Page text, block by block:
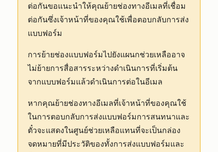
ต่อกันขอแนะนำให้คุณย้ายช่องทางอีเมลที่เชื่อม
ต่อกันซึ่งเจ้าหน้าที่ของคุณใช้เพื่อตอบกลับการส่ง
แบบฟอร์ม
การย้ายช่องแบบฟอร์มไปยังแผนกช่วยเหลืออาจ
ไม่ย้ายการสื่อสารระหว่างดำเนินการที่เริ่มต้น
จากแบบฟอร์มแล้วดำเนินการต่อในอีเมล
หากคุณย้ายช่องทางอีเมลที่เจ้าหน้าที่ของคุณใช้
ในการตอบกลับการส่งแบบฟอร์มการสนทนาและ
ตั๋วจะแสดงในศูนย์ช่วยเหลือแทนที่จะเป็นกล่อง
จดหมายที่มีประวัติของทั้งการส่งแบบฟอร์มและ